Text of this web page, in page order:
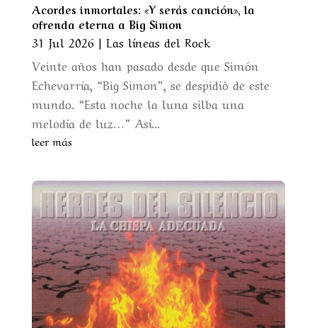
Acordes inmortales: «Y serás canción», la
ofrenda eterna a Big Simon
31 Jul 2026 | Las líneas del Rock
Veinte años han pasado desde que Simón
Echevarría, “Big Simon”, se despidió de este
mundo. “Esta noche la luna silba una
melodía de luz…” Así...
leer más